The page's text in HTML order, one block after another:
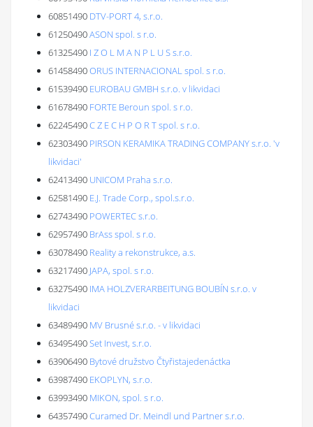
60851490 DTV-PORT 4, s.r.o.
61250490ASON spol. s r.o.
61325490 I Z O L M A N P L U S s.r.o.
61458490ORUS INTERNACIONAL spol. s r.o.
61539490 EUROBAU GMBH s.r.o. v likvidaci
61678490 FORTE Beroun spol. s r.o.
62245490C Z E C H P O R T spol. s r.o.
62303490 PIRSON KERAMIKA TRADING COMPANY s.r.o. 'v
likvidaci'
62413490 UNICOM Praha s.r.o.
62581490 E.J. Trade Corp., spol.s.r.o.
62743490 POWERTEC s.r.o.
62957490 BrAss spol. s r.o.
63078490 Reality a rekonstrukce, a.s.
63217490 JAPA, spol. s r.o.
63275490 IMA HOLZVERARBEITUNG BOUBÍN s.r.o. v
likvidaci
63489490 MV Brusné s.r.o. - v likvidaci
63495490Set Invest, s.r.o.
63906490 Bytové družstvo Čtyřistajedenáctka
63987490 EKOPLYN, s.r.o.
63993490 MIKON, spol. s r.o.
64357490Curamed Dr. Meindl und Partner s.r.o.